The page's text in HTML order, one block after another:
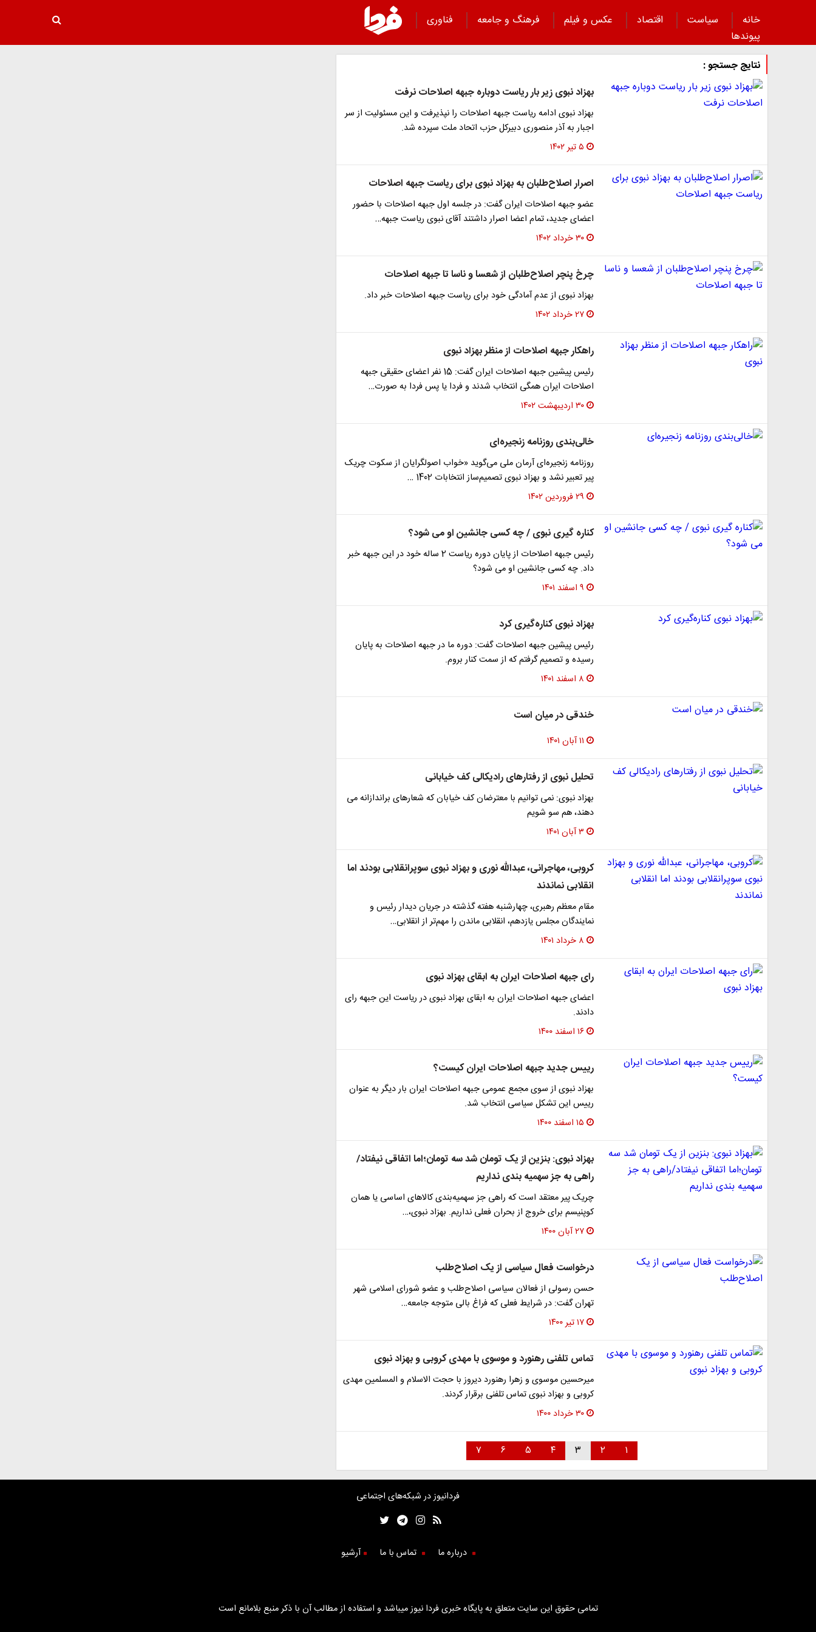
خانه سیاست اقتصاد عکس و فیلم فرهنگ و جامعه
فناوری
پیوند‌ها
نتایج جستجو :
بهزاد نبوی زیر بار ریاست دوباره جبهه اصلاحات نرفت
بهزاد نبوی ادامه ریاست جبهه اصلاحات را نپذیرفت و این مسئولیت از سر
اجبار به آذر منصوری دبیرکل حزب اتحاد ملت سپرده شد.
۵ تیر ۱۴۰۲
اصرار اصلاح‌طلبان به بهزاد نبوی برای ریاست جبهه اصلاحات
عضو جبهه اصلاحات ایران گفت: در جلسه اول جبهه اصلاحات با حضور
اعضای جدید، تمام اعضا اصرار داشتند آقای نبوی ریاست جبهه…
۳۰ خرداد ۱۴۰۲
چرخ پنچر اصلاح‌طلبان از شعسا و ناسا تا جبهه اصلاحات
بهزاد نبوی از عدم آمادگی خود برای ریاست جبهه اصلاحات خبر داد.
۲۷ خرداد ۱۴۰۲
راهکار جبهه اصلاحات از منظر بهزاد نبوی
رئیس پیشین جبهه اصلاحات ایران گفت: 15 نفر اعضای حقیقی جبهه
اصلاحات ایران همگی انتخاب شدند و فردا یا پس فردا به صورت…
۳۰ اردیبهشت ۱۴۰۲
خالی‌بندی روزنامه زنجیره‌ای
روزنامه زنجیره‌ای آرمان ملی می‌گوید «خواب اصولگرایان از سکوت چریک
پیر تعبیر نشد و بهزاد نبوی تصمیم‌ساز انتخابات 1402 …
۲۹ فروردین ۱۴۰۲
کناره گیری نبوی / چه کسی جانشین او می شود؟
رئیس جبهه اصلاحات از پایان دوره ریاست 2 ساله خود در این جبهه خبر
داد. چه کسی جانشین او می شود؟
۹ اسفند ۱۴۰۱
بهزاد نبوی کناره‌گیری کرد
رئیس پیشین جبهه اصلاحات گفت: دوره ما در جبهه اصلاحات به پایان
رسیده و تصمیم گرفتم که از سمت کنار بروم.
۸ اسفند ۱۴۰۱
خندقی در میان است
۱۱ آبان ۱۴۰۱
تحلیل نبوی از رفتارهای رادیکالی کف خیابانی
بهزاد نبوی: نمی توانیم با معترضان کف خیابان که شعارهای براندازانه می
دهند، هم سو شویم
۳ آبان ۱۴۰۱
کروبی، مهاجرانی، عبدالله نوری و بهزاد نبوی سوپرانقلابی بودند اما
انقلابی نماندند
مقام معظم رهبری، چهارشنبه هفته گذشته در جریان دیدار رئیس و
نمایندگان مجلس یازدهم، انقلابی ماندن را مهم‌تر از انقلابی…
۸ خرداد ۱۴۰۱
رای جبهه اصلاحات ایران به ابقای بهزاد نبوی
اعضای جبهه اصلاحات ایران به ابقای بهزاد نبوی در ریاست این جبهه رای
دادند.
۱۶ اسفند ۱۴۰۰
رییس جدید جبهه اصلاحات ایران کیست؟
بهزاد نبوی از سوی مجمع عمومی جبهه اصلاحات ایران بار دیگر به عنوان
رییس این تشکل سیاسی انتخاب شد.
۱۵ اسفند ۱۴۰۰
بهزاد نبوی: بنزین از یک تومان شد سه تومان؛اما اتفاقی نیفتاد/
راهی به جز سهمیه بندی نداریم
چریک پیر معتقد است که راهی جز سهمیه‌بندی کالاهای اساسی یا همان
کوپنیسم برای خروج از بحران فعلی نداریم. بهزاد نبوی،…
۲۷ آبان ۱۴۰۰
درخواست فعال سیاسی از یک اصلاح‌طلب
حسن رسولی از فعالان سیاسی اصلاح‌طلب و عضو شورای اسلامی شهر
تهران گفت: در شرایط فعلی که فراغ بالی متوجه جامعه…
۱۷ تیر ۱۴۰۰
تماس تلفنی رهنورد و موسوی با مهدی کروبی و بهزاد نبوی
میرحسین موسوی و زهرا رهنورد دیروز با حجت الاسلام و المسلمین مهدی
کروبی و بهزاد نبوی تماس تلفنی برقرار کردند.
۳۰ خرداد ۱۴۰۰
۱ ۲ ۳ ۴ ۵ ۶ ۷
فردانیوز در شبکه‌های اجتماعی
درباره ما تماس با ما آرشیو
تمامی حقوق این سایت متعلق به پایگاه خبری فردا نیوز میباشد و استفاده از مطالب آن با ذکر منبع بلامانع است